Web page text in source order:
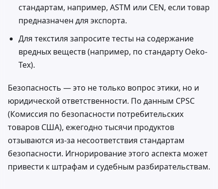
стандартам, например, ASTM или CEN, если товар
предназначен для экспорта.
Для текстиля запросите тесты на содержание
вредных веществ (например, по стандарту Oeko-
Tex).
Безопасность — это не только вопрос этики, но и
юридической ответственности. По данным CPSC
(Комиссия по безопасности потребительских
товаров США), ежегодно тысячи продуктов
отзываются из-за несоответствия стандартам
безопасности. Игнорирование этого аспекта может
привести к штрафам и судебным разбирательствам.